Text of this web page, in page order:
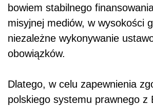
bowiem stabilnego
misyjnej mediów, w wysokości
niezależne wykonywanie
obowiązków.
Dlatego, w celu zapewnienia
polskiego systemu prawnego z